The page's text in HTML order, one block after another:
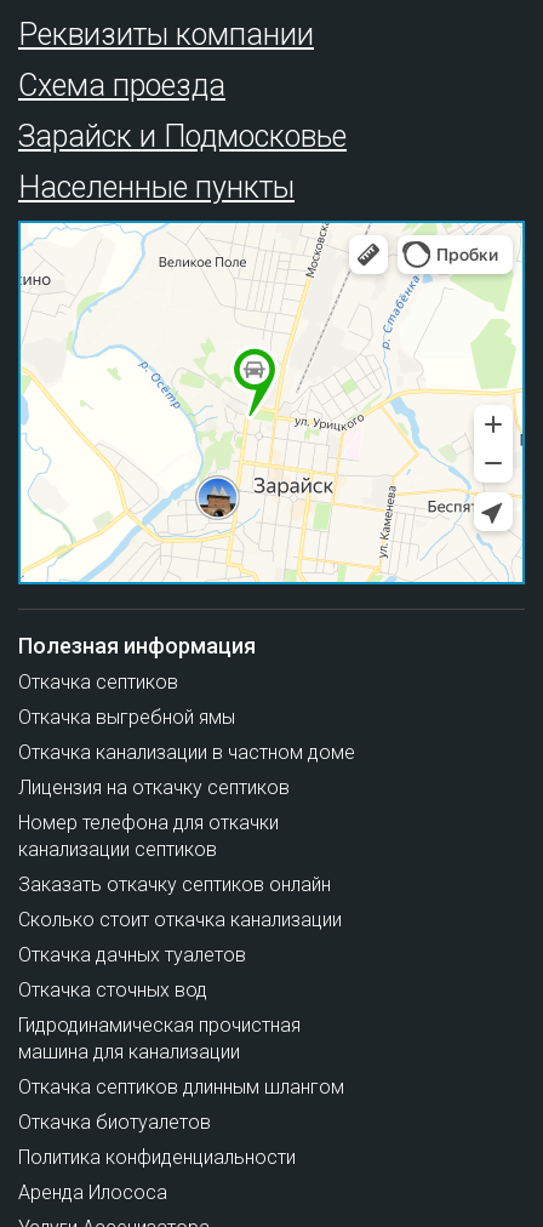
Реквизиты компании
Схема проезда
Зарайск и Подмосковье
Населенные пункты
Полезная информация
Откачка септиков
Откачка выгребной ямы
Откачка канализации в частном доме
Лицензия на откачку септиков
Номер телефона для откачки
канализации септиков
Заказать откачку септиков онлайн
Сколько стоит откачка канализации
Откачка дачных туалетов
Откачка сточных вод
Гидродинамическая прочистная
машина для канализации
Откачка септиков длинным шлангом
Откачка биотуалетов
Политика конфиденциальности
Аренда Илососа